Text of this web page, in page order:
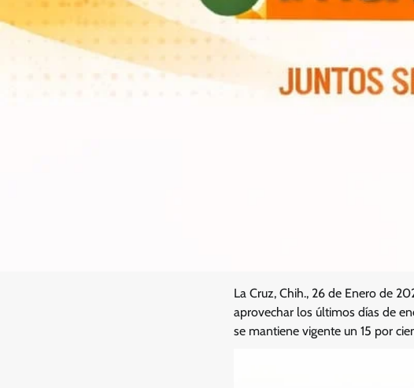
La Cruz, Chih., 26 de Enero de
aprovechar los últimos días de
se mantiene vigente un 15 por